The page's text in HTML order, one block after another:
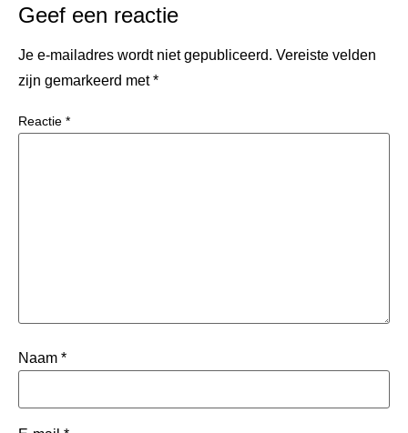
Geef een reactie
Je e-mailadres wordt niet gepubliceerd. Vereiste velden
zijn gemarkeerd met*
Reactie *
Naam *